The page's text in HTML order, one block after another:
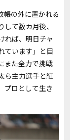
帳の外に置かれる
て数カ月後、
れば、明日チャ
ています」と目
また全力で挑戦
ら主力選手と紅
プロとして生き